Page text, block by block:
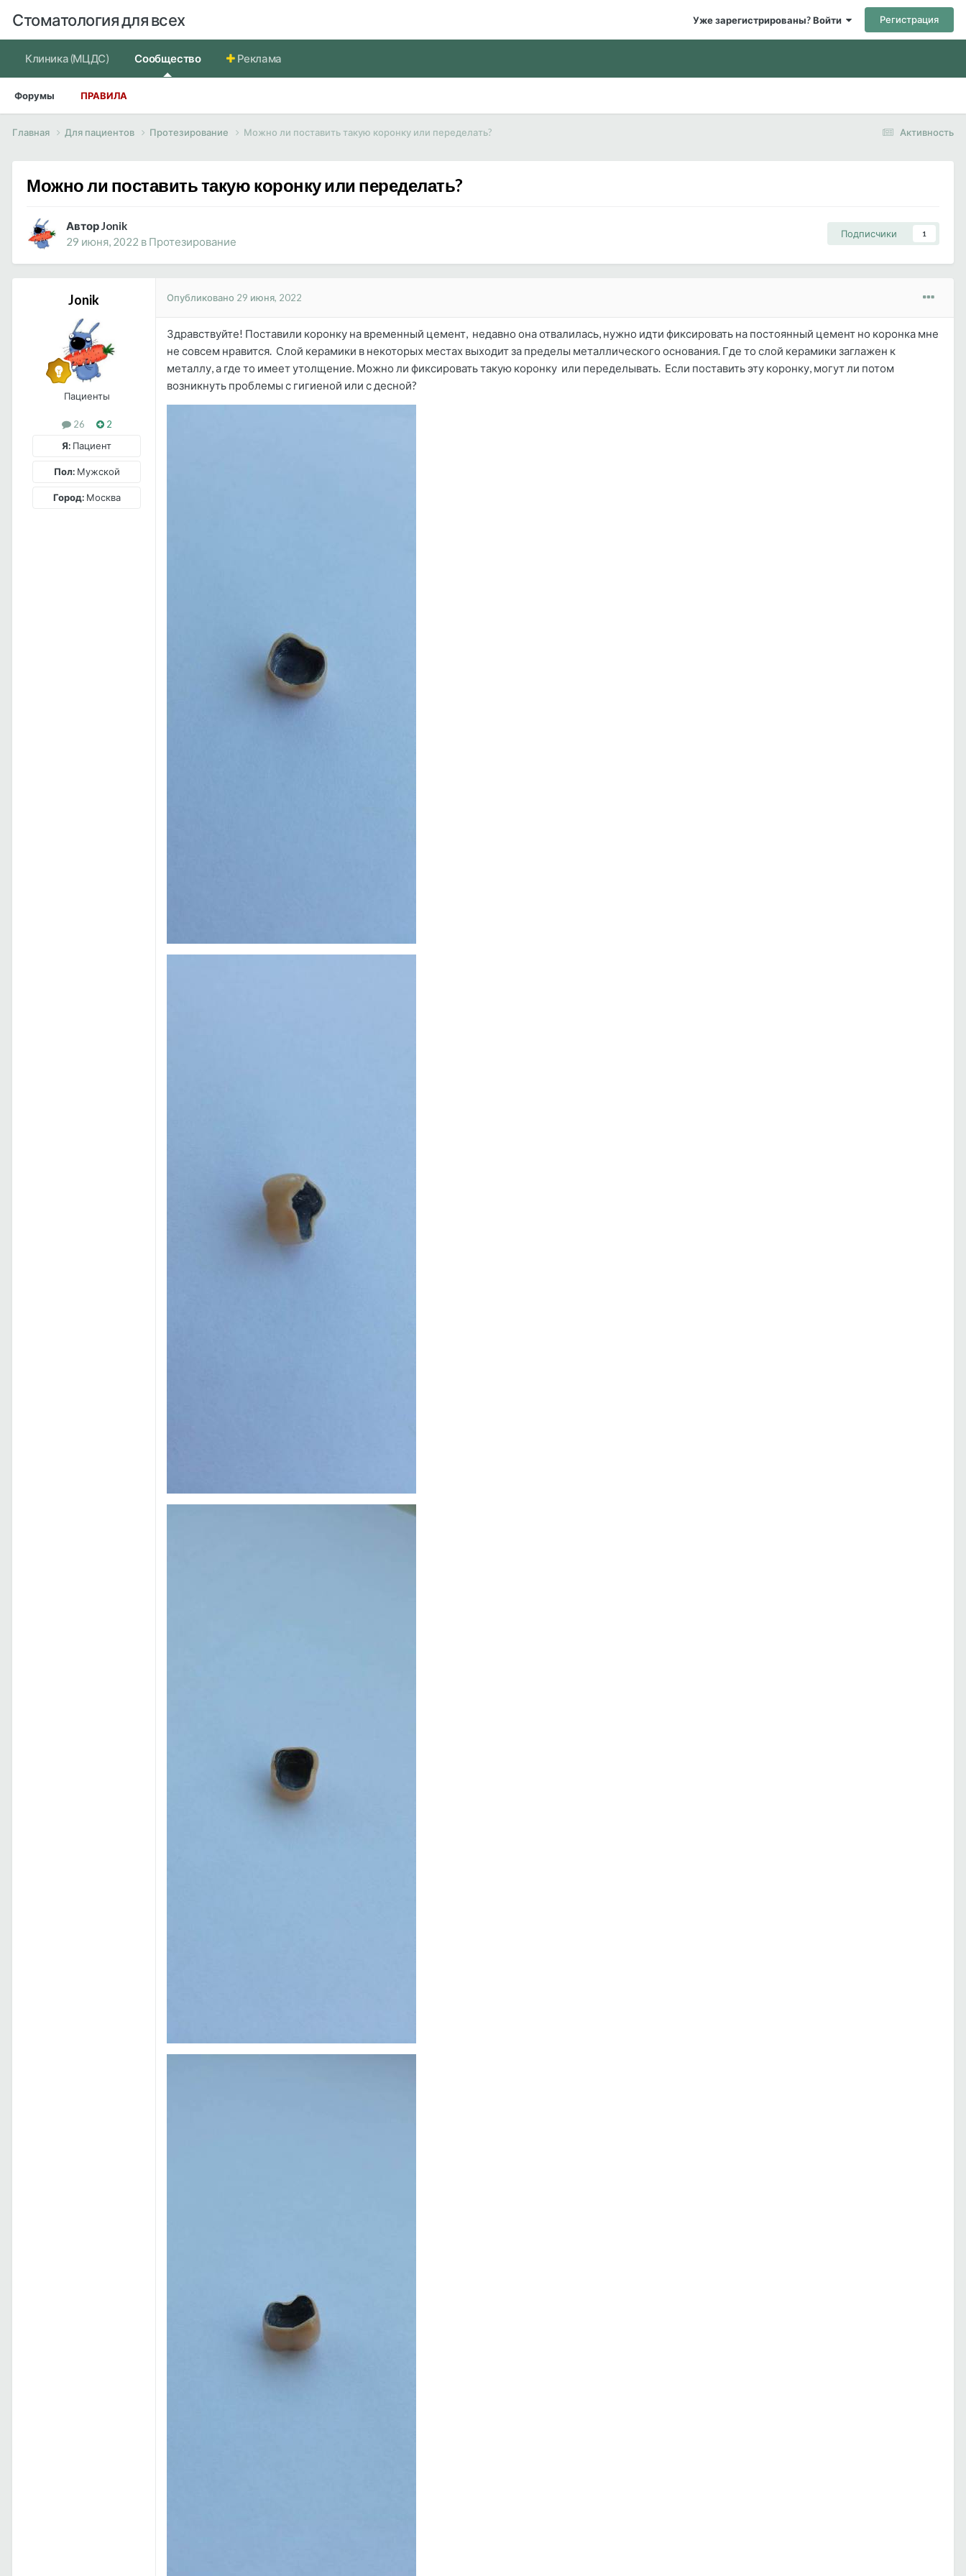
Стоматология для всех Уже зарегистрированы? Войти Регистрация
Клиника (МЦДС) Сообщество
Форумы ПРАВИЛА
Реклама
Активность
Главная Для пациентов Протезирование Можно ли поставить такую коронку или переделать?
Можно ли поставить такую коронку или переделать?
Автор Jonik
29 июня, 2022 в Протезирование
Подписчики 1
Jonik
Пациенты
26
2
Я: Пациент
Пол:Мужской
Город:Москва
Опубликовано 29 июня, 2022
Здравствуйте! Поставили коронку на временный цемент, недавно она отвалилась, нужно идти фиксировать на постоянный цемент но коронка мне
не совсем нравится. Слой керамики в некоторых местах выходит за пределы металлического основания. Где то слой керамики заглажен к
металлу, а где то имеет утолщение. Можно ли фиксировать такую коронку или переделывать. Если поставить эту коронку, могут ли потом
возникнуть проблемы с гигиеной или с десной?